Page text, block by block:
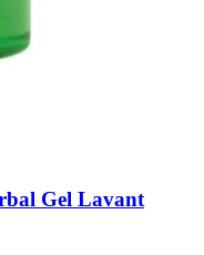
Gel Lavant